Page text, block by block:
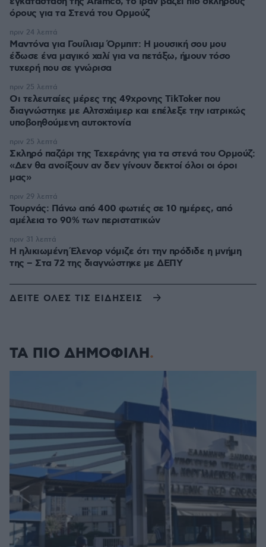
όρους για τα Στενά του Ορμούζ
Μαντόνα για Γουίλιαμ Όρμπιτ: Η μουσική σου μου
έδωσε ένα μαγικό χαλί για να πετάξω, ήμουν τόσο
τυχερή που σε γνώρισα
πριν 24 λεπτά
Οι τελευταίες μέρες της 49χρονης TikToker που
διαγνώστηκε με Αλτσχάιμερ και επέλεξε την ιατρικώς
υποβοηθούμενη αυτοκτονία
πριν 25 λεπτά
Σκληρό παζάρι της Τεχεράνης για τα στενά του Ορμούζ:
«Δεν θα ανοίξουν αν δεν γίνουν δεκτοί όλοι οι όροι
μας»
πριν 25 λεπτά
Τουρνάς: Πάνω από 400 φωτιές σε 10 ημέρες, από
αμέλεια το 90% των περιστατικών
πριν 29 λεπτά
Η ηλικιωμένη Έλενορ νόμιζε ότι την πρόδιδε η μνήμη
της – Στα 72 της διαγνώστηκε με ΔΕΠΥ
πριν 31 λεπτά
ΔΕΙΤΕ ΟΛΕΣ ΤΙΣ ΕΙΔΗΣΕΙΣ
ΤΑ ΠΙΟ ΔΗΜΟΦΙΛΗ